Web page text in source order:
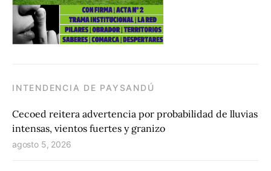
INTENDENCIA DE PAYSANDÚ
Cecoed reitera advertencia por probabilidad de lluvias
intensas, vientos fuertes y granizo
agosto 5, 2026